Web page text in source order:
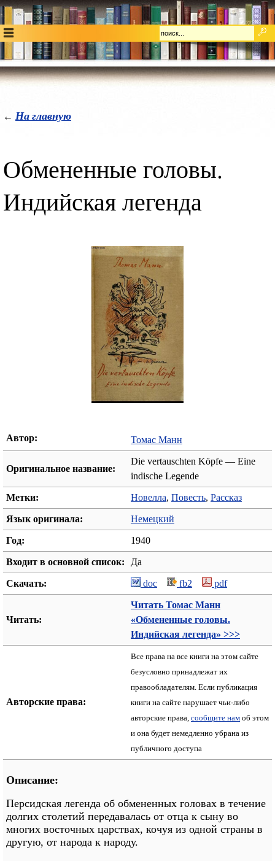
← На главную
Обмененные головы.
Индийская легенда
Автор: Томас Манн
Оригинальное название:
Die vertauschten Köpfe — Eine
indische Legende
Метки: Новелла, Повесть, Рассказ
Язык оригинала: Немецкий
Год: 1940
Входит в основной список: Да
Скачать: doc fb2 pdf
Читать:
Читать Томас Манн
«Обмененные головы.
Индийская легенда» >>>
Авторские права:
Все права на все книги на этом сайте
безусловно принадлежат их
правообладателям. Если публикация
книги на сайте нарушает чьи-либо
авторские права, сообщите нам об этом
и она будет немедленно убрана из
публичного доступа
Описание:
Персидская легенда об обмененных головах в течение
долгих столетий передавалась от отца к сыну во
многих восточных царствах, кочуя из одной страны в
другую, от народа к народу.